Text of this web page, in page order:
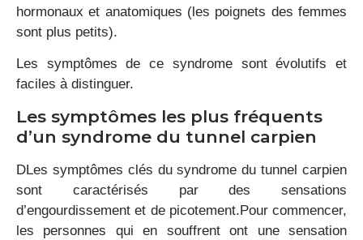
hormonaux et anatomiques (les poignets des femmes
sont plus petits).
Les symptômes de ce syndrome sont évolutifs et
faciles à distinguer.
Les symptômes les plus fréquents
d’un syndrome du tunnel carpien
DLes symptômes clés du syndrome du tunnel carpien
sont caractérisés par des sensations
d’engourdissement et de picotement.Pour commencer,
les personnes qui en souffrent ont une sensation